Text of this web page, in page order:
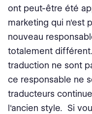
ont peut-être été
marketing qui n'est
nouveau
totalement
traduction ne sont
ce responsable ne
traducteurs
l'ancien style. Si